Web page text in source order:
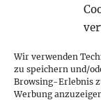
Wir verwenden
zu speichern und/
Browsing-Erlebnis
Werbung
YouTube
Instagram